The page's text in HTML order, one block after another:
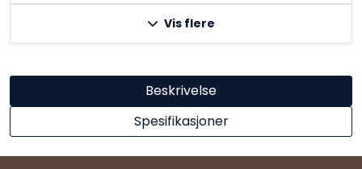
Vis flere
Beskrivelse
Spesifikasjoner